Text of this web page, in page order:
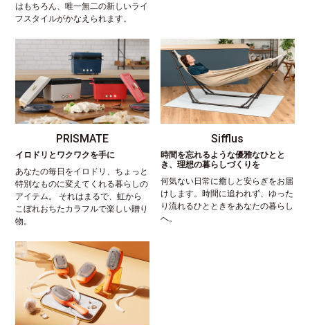
はもちろん、唯一無二の新しいライ
フスタイルがかなえられます。
PRISMATE
イロドリとワクワクを手に
あなたの毎日をイロドリ、ちょっと
特別なものに変えてくれる暮らしの
アイテム。 それはまるで、虹から
こぼれおちたカラフルで楽しい贈り
物。
Sifflus
時間を忘れるような優雅なひとと
き、理想の暮らしづくりを
何気ない日常に癒しと安らぎをお届
けします。時間に追われず、ゆった
り流れるひとときをあなたの暮らし
へ。